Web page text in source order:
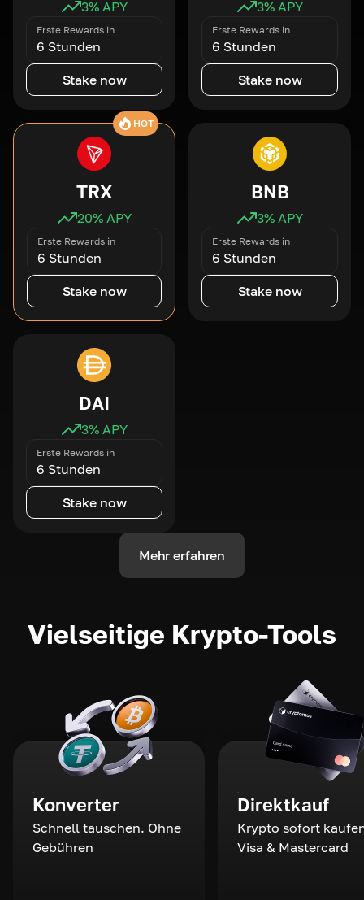
3% APY
Erste Rewards in
6 Stunden
Stake now
3% APY
Erste Rewards in
6 Stunden
Stake now
HOT
TRX
20% APY
Erste Rewards in
6 Stunden
Stake now
BNB
3% APY
Erste Rewards in
6 Stunden
Stake now
DAI
3% APY
Erste Rewards in
6 Stunden
Stake now
Mehr erfahren
Vielseitige Krypto-Tools
Konverter
Schnell tauschen. Ohne
Gebühren
Direktkauf
Krypto sofort
Visa & Mastercard